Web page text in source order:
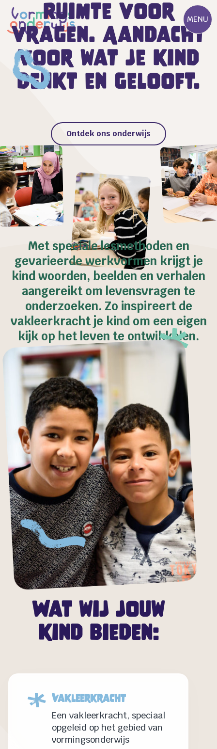
MENU
Ruimte voor
vragen. Aandacht
voor wat je kind
denkt en gelooft.
Ontdek ons onderwijs
Met speciale lesmethoden en
gevarieerde werkvormen krijgt je
kind woorden, beelden en verhalen
aangereikt om levensvragen te
onderzoeken. Zo inspireert de
vakleerkracht je kind om een eigen
kijk op het leven te ontwikkelen.
Wat wij jouw
kind bieden:
Vakleerkracht
Een vakleerkracht, speciaal
opgeleid op het gebied van
vormingsonderwijs